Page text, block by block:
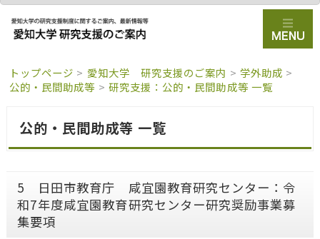
トップページ > 愛知大学 研究支援のご案内 > 学外助成 >
公的・民間助成等 > 研究支援：公的・民間助成等 一覧
公的・民間助成等 一覧
5 日田市教育庁 咸宜園教育研究センター：令
和7年度咸宜園教育研究センター研究奨励事業募
集要項